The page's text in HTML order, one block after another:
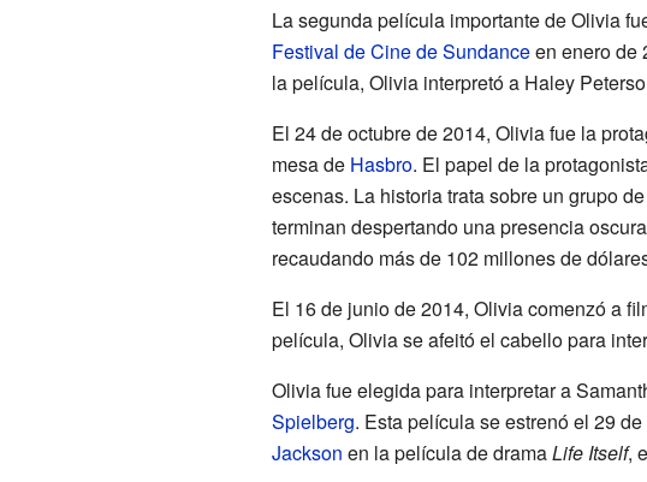
La segunda película importante de Olivia
Festival de Cine de Sundanceen enero de
la película, Olivia interpretó a Haley
El 24 de octubre de 2014, Olivia fue la
mesa de Hasbro. El papel de la
escenas. La historia trata sobre un grupo
terminan despertando una presencia
recaudando más de 102 millones de
El 16 de junio de 2014, Olivia comenzó a
película, Olivia se afeitó el cabello para
Olivia fue elegida para interpretar a
Spielberg. Esta película se estrenó el 29
Jackson en la película de dramaLife Itself,